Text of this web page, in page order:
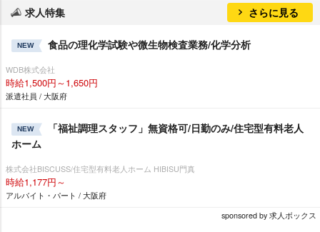
求人特集 さらに見る
NEW 食品の理化学試験や微生物検査業務/化学分析
WDB株式会社
時給1,500円～1,650円
派遣社員 / 大阪府
NEW
「福祉調理スタッフ」無資格可/日勤のみ/住宅型有料老人
ホーム
株式会社BISCUSS/住宅型有料老人ホーム HIBISU門真
時給1,177円～
アルバイト・パート / 大阪府
sponsored by 求人ボックス